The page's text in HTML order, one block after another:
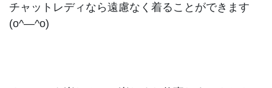
チャットレディなら遠慮なく着ることができます
(o^―^o)